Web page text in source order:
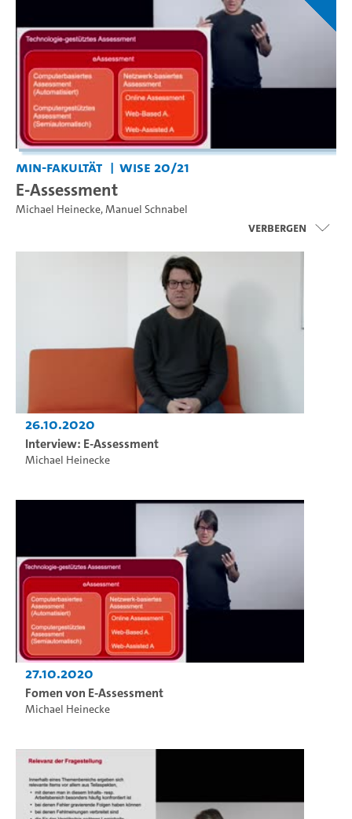
MIN-Fakultät WiSe 20/21
E-Assessment
Michael Heinecke,Manuel Schnabel
Verbergen
26.10.2020
Interview: E-Assessment
Michael Heinecke
27.10.2020
Fomen von E-Assessment
Michael Heinecke